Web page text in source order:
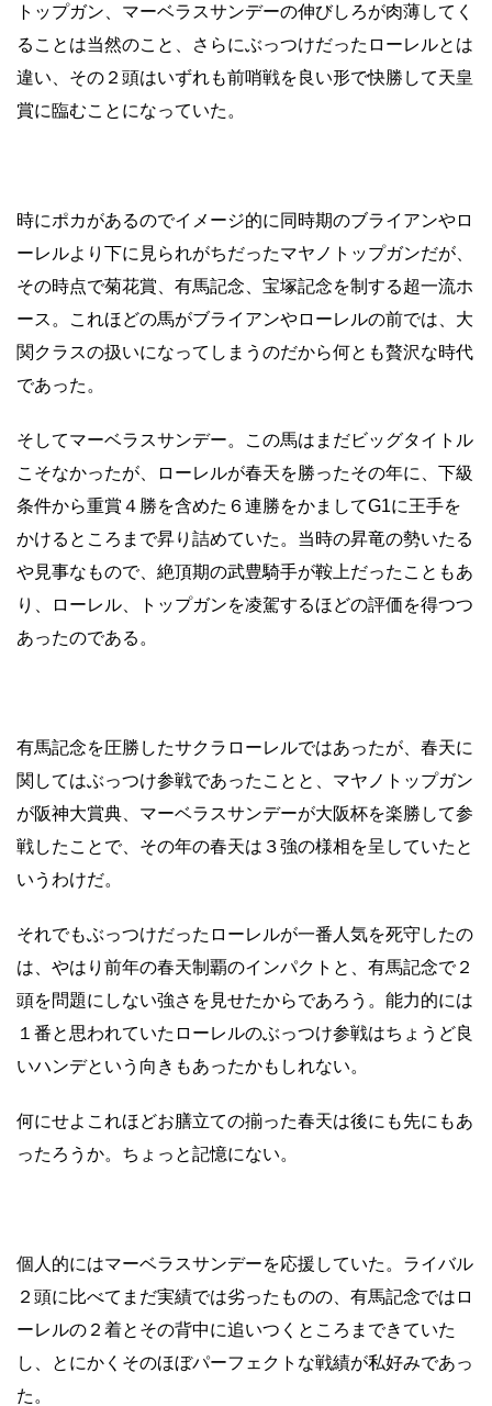
トップガン、マーベラスサンデーの伸びしろが肉薄してく
ることは当然のこと、さらにぶっつけだったローレルとは
違い、その２頭はいずれも前哨戦を良い形で快勝して天皇
賞に臨むことになっていた。
時にポカがあるのでイメージ的に同時期のブライアンやロ
ーレルより下に見られがちだったマヤノトップガンだが、
その時点で菊花賞、有馬記念、宝塚記念を制する超一流ホ
ース。これほどの馬がブライアンやローレルの前では、大
関クラスの扱いになってしまうのだから何とも贅沢な時代
であった。
そしてマーベラスサンデー。この馬はまだビッグタイトル
こそなかったが、ローレルが春天を勝ったその年に、下級
条件から重賞４勝を含めた６連勝をかましてG1に王手を
かけるところまで昇り詰めていた。当時の昇竜の勢いたる
や見事なもので、絶頂期の武豊騎手が鞍上だったこともあ
り、ローレル、トップガンを凌駕するほどの評価を得つつ
あったのである。
有馬記念を圧勝したサクラローレルではあったが、春天に
関してはぶっつけ参戦であったことと、マヤノトップガン
が阪神大賞典、マーベラスサンデーが大阪杯を楽勝して参
戦したことで、その年の春天は３強の様相を呈していたと
いうわけだ。
それでもぶっつけだったローレルが一番人気を死守したの
は、やはり前年の春天制覇のインパクトと、有馬記念で２
頭を問題にしない強さを見せたからであろう。能力的には
１番と思われていたローレルのぶっつけ参戦はちょうど良
いハンデという向きもあったかもしれない。
何にせよこれほどお膳立ての揃った春天は後にも先にもあ
ったろうか。ちょっと記憶にない。
個人的にはマーベラスサンデーを応援していた。ライバル
２頭に比べてまだ実績では劣ったものの、有馬記念ではロ
ーレルの２着とその背中に追いつくところまできていた
し、とにかくそのほぼパーフェクトな戦績が私好みであっ
た。